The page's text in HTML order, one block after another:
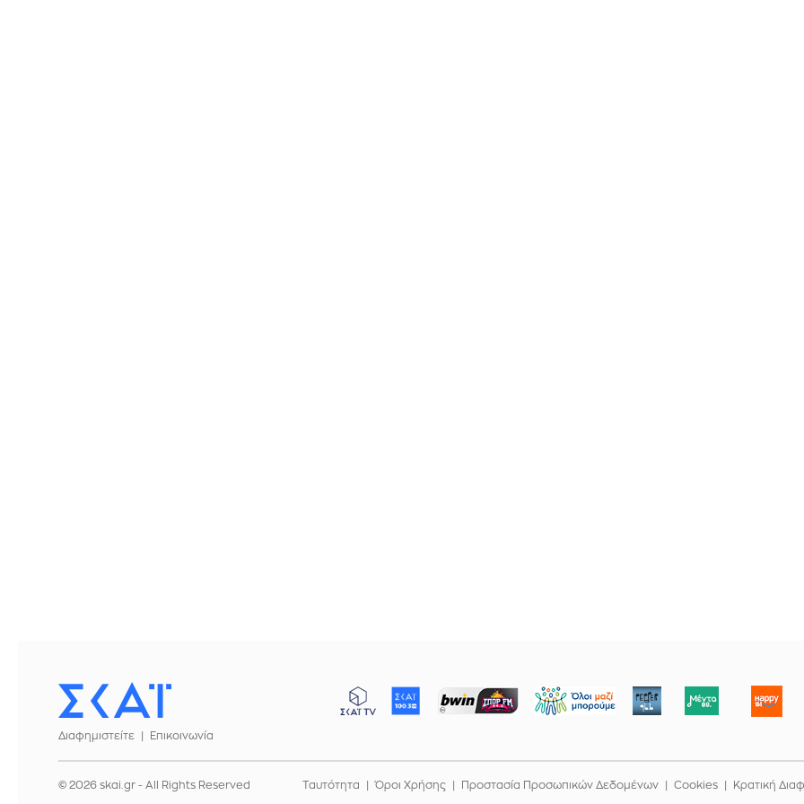
Διαφημιστείτε
Επικοινωνία
© 2026 skai.gr - All Rights Reserved Ταυτότητα Όροι Χρήσης Προστασία Προσωπικών Δεδομένων Cookies Κρατική